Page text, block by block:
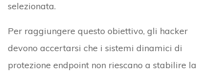
selezionata.
Per raggiungere questo obiettivo, gli hacker
devono accertarsi che i sistemi dinamici di
protezione endpoint non riescano a stabilire la